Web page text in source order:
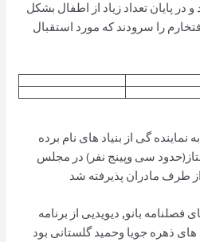
پایان تعداد زیاد از اطفال بشکل
را سرودند که مورد استقبال
گی از بنیاد های نام برده
سی وپینج نفر) در مجلس
از طرف مادران پذیرفته شد
فصلنامه بانو, دیویدیی از برنامه
ذهره جویا وحمید گلستانی بود